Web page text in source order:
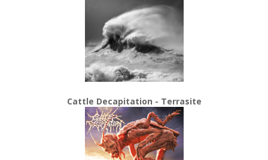
Cattle Decapitation - Terrasite